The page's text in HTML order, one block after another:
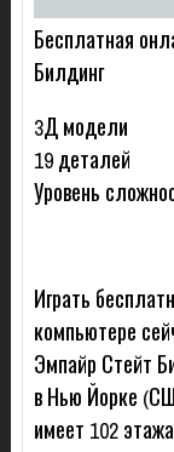
Бесплатная
Билдинг
3Д модели
19 деталей
Уровень
Играть
компьютере
Эмпайр Стейт
в Нью Йорке
имеет 102